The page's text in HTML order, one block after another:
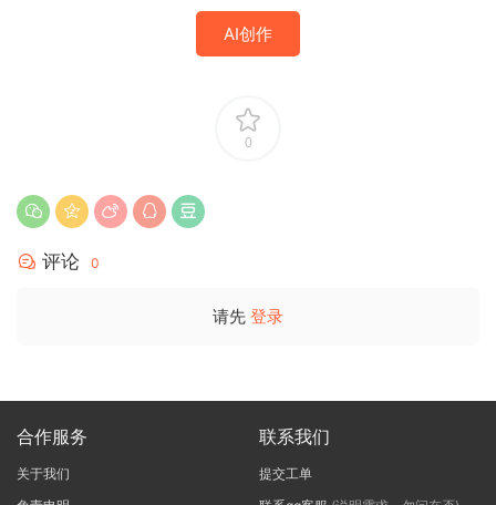
AI创作
0
评论 0
请先 登录
合作服务
关于我们
联系我们
提交工单